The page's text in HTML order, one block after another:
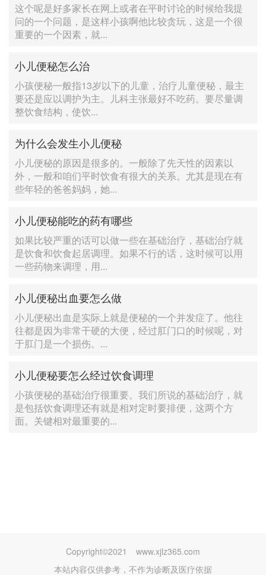
这个呢是好多家长在网上或者在平时讨论的时候给我提
问的一个问题，是这样小孩啊他比较贪玩，这是一个很
重要的一个因素，就...
小儿便秘怎么治
小孩便秘一般指13岁以下的儿童，治疗儿童便秘，最主
要还是应以调护为主。儿科主张最好不吃药。要尽量调
整饮食结构，使饮...
为什么会发生小儿便秘
小儿便秘的原因是很多的。一般除了先天性的因素以
外，一般和咱们平时饮食有很大的关系。尤其是现在有
些年轻的爸爸妈妈，她...
小儿便秘能吃的药有哪些
如果比较严重的话可以做一些在基础治疗，基础治疗就
是饮食和饮食起居调理。如果不行的话，这时候可以用
一些药物来调理，用...
小儿便秘出血要怎么做
小儿便秘出血是实际上就是便秘的一个并发症了。他往
往都是因为非常干硬的大便，经过肛门口的时候呢，对
于肛门是一个损伤。...
小儿便秘要怎么经过饮食调理
小孩便秘的基础治疗很重要。我们所说的基础治疗，就
是包括饮食调理还有就是相对定时要排便，这两个方
面。关键相对最重要的...
Copyright©2021
www.xjlz365.com
本站内容仅供参考，不作为诊断及医疗依据